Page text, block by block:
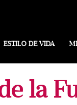
ESTILO DE VIDA
la